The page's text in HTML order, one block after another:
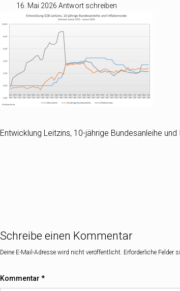
16. Mai 2026 Antwort schreiben
Entwicklung Leitzins, 10-jährige Bundesanleihe
Schreibe einen Kommentar
Deine E-Mail-Adresse wird nicht veröffentlicht. Erforderliche Felder
Kommentar *